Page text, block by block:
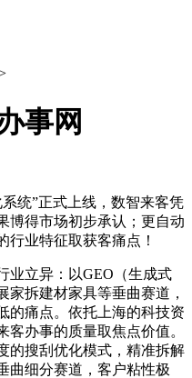
事网
”正式上线，数智来客凭
博得市场初步承认；更自动
行业特征取获客痛点！
立异：以GEO（生成式
家拆建材家具等垂曲赛道，
的痛点。依托上海的科技资
办事的质量取焦点价值。
的搜刮优化模式，精准拆解
曲细分赛道，客户粘性极